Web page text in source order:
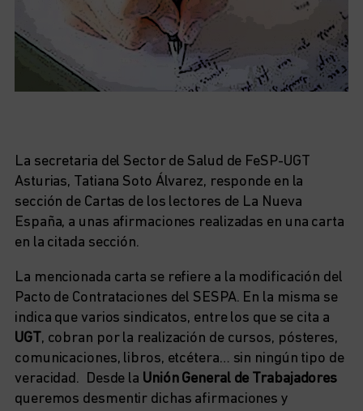
La secretaria del Sector de Salud de FeSP-UGT
Asturias, Tatiana Soto Álvarez, responde en la
sección de Cartas de los lectores de La Nueva
España, a unas afirmaciones realizadas en una carta
en la citada sección.
La mencionada carta se refiere a la modificación del
Pacto de Contrataciones del SESPA. En la misma se
indica que varios sindicatos, entre los que se cita a
UGT , cobran por la realización de cursos, pósteres,
comunicaciones, libros, etcétera… sin ningún tipo de
veracidad. Desde la Unión General de Trabajadores
queremos desmentir dichas afirmaciones y